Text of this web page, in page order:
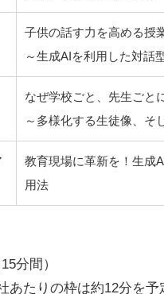
子供の話す力を高める授
～生成AIを利用した対話
なぜ学校ごと、先生ごと
～多様化する生徒像、そ
教育現場に革新を！生成
用法
分間）
あたりの枠は約12分を予